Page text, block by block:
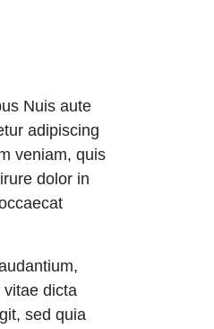
Nuis aute
adipiscing
veniam, quis
dolor in
dicta
sed quia